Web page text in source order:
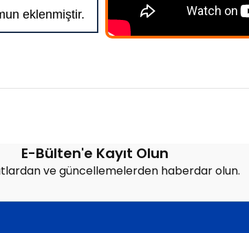
eklenmiştir.
E-Bülten'e Kayıt Olun
ve güncellemelerden haberdar olun.